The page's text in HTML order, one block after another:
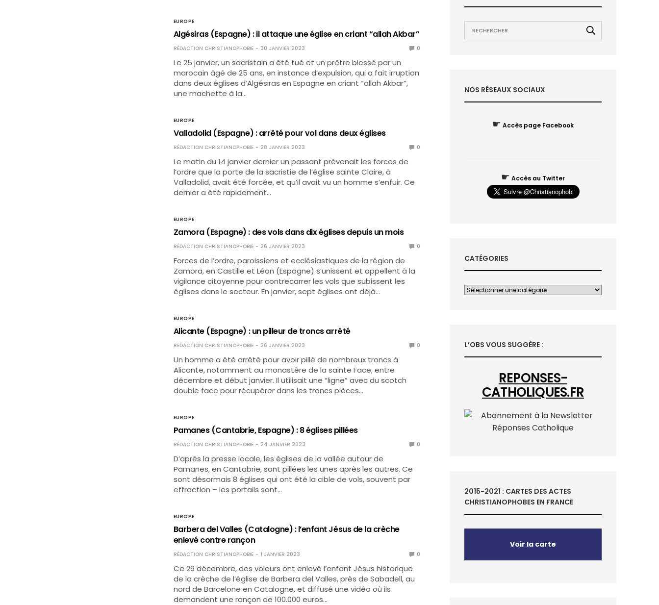
EUROPE
Algésiras (Espagne) : il attaque une église en criant “allah Akbar”
RÉDACTION CHRISTIANOPHOBIE 30 JANVIER 2023 0
Le 25 janvier, un sacristain a été tué et un prêtre blessé par un
marocain âgé de 25 ans, en instance d’expulsion, qui a fait irruption
dans deux églises d’Algésiras en Espagne en criant “allah Akbar”,
une machette à la…
EUROPE
Valladolid (Espagne) : arrêté pour vol dans deux églises
RÉDACTION CHRISTIANOPHOBIE 28 JANVIER 2023 0
Le matin du 14 janvier dernier un passant prévenait les forces de
l’ordre que la porte de la sacristie de l’église sainte Claire, à
Valladolid, avait été forcée, et qu’il avait vu un homme s’enfuir. Ce
dernier a été rapidement…
EUROPE
Zamora (Espagne) : des vols dans dix églises depuis un mois
RÉDACTION CHRISTIANOPHOBIE 26 JANVIER 2023 0
Forces de l’ordre, paroissiens et ecclésiastiques de la région de
Zamora, en Castille et Léon (Espagne) s’unissent et appellent à la
vigilance citoyenne pour contrecarrer les vols que subissent les
églises dans le secteur. En janvier, sept églises ont déjà…
EUROPE
Alicante (Espagne) : un pilleur de troncs arrêté
RÉDACTION CHRISTIANOPHOBIE 26 JANVIER 2023 0
Un homme a été arrêté pour avoir pillé de nombreux troncs à
Alicante, notamment au monastère de la sainte Face, entre
décembre et début janvier. Il utilisait une “ligne” avec du scotch
double face pour récupérer dans les troncs pièces…
EUROPE
Pamanes (Cantabrie, Espagne) : 8 églises pillées
RÉDACTION CHRISTIANOPHOBIE 24 JANVIER 2023 0
D’après la presse locale, les églises de la vallée autour de
Pamanes, en Cantabrie, sont pillées les unes après les autres. Ce
sont désormais 8 églises qui ont été la cible de vols, souvent par
effraction – les portails sont…
EUROPE
Barbera del Valles (Catalogne) : l’enfant Jésus de la crèche
enlevé contre rançon
RÉDACTION CHRISTIANOPHOBIE 1 JANVIER 2023 0
Ce 29 décembre, des voleurs ont enlevé l’enfant Jésus historique
de la crèche de l’église de Barbera del Valles, près de Sabadell, au
nord de Barcelone en Catalogne, et diffusé une vidéo où ils
demandent une rançon de 100.000 euros…
NOS RÉSEAUX SOCIAUX
☛ Accès page Facebook
☛ Accès au Twitter
CATÉGORIES
L’OBS VOUS SUGGÈRE :
REPONSES-
CATHOLIQUES.FR
2015-2021 : CARTES DES ACTES
CHRISTIANOPHOBES EN FRANCE
Voir la carte